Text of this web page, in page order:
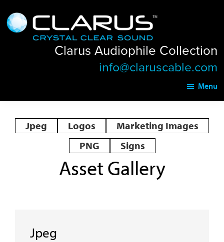
to
main
to
footer
Clarus
Audiophile
Collection
Clarus Audiophile Collection
info@claruscable.com
Menu
Jpeg Logos
Marketing Images
PNG
Signs
Asset Gallery
Jpeg